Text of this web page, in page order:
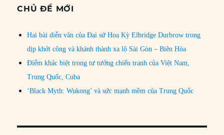
CHỦ ĐỀ MỚI
Hai bài diễn văn của Đại sứ Hoa Kỳ Elbridge Durbrow trong
dịp khởi công và khánh thành xa lộ Sài Gòn – Biên Hòa
Điểm khác biệt trong tư tưởng chiến tranh của Việt Nam,
Trung Quốc, Cuba
‘Black Myth: Wukong’ và sức mạnh mềm của Trung Quốc